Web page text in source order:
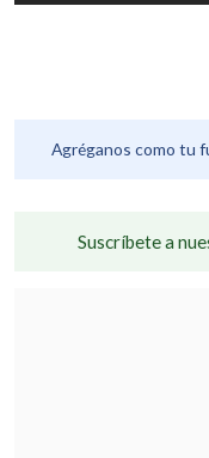
Agréganos como tu
Suscríbete a